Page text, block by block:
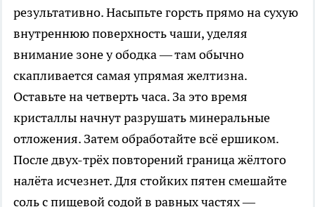
результативно. Насыпьте горсть прямо на сухую
внутреннюю поверхность чаши, уделяя
внимание зоне у ободка — там обычно
скапливается самая упрямая желтизна.
Оставьте на четверть часа. За это время
кристаллы начнут разрушать минеральные
отложения. Затем обработайте всё ершиком.
После двух-трёх повторений граница жёлтого
налёта исчезнет. Для стойких пятен смешайте
соль с пищевой содой в равных частях —